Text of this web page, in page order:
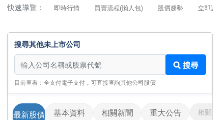
快速導覽： 即時行情 買賣流程(懶人包) 股價趨勢 立即詢
搜尋其他未上市公司
搜尋其他未上市公司
搜尋
目前查看：全支付電子支付，可直接查詢其他公司股價
最新股價 基本資料 相關新聞 重大公告 相關影